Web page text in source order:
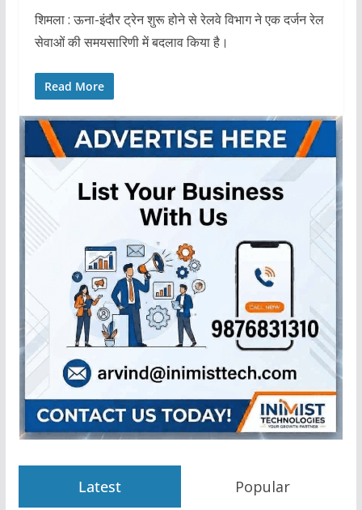
शिमला : ऊना-इंदौर ट्रेन शुरू होने से रेलवे विभाग ने एक दर्जन रेल
सेवाओं की समयसारिणी में बदलाव किया है।
Read More
Latest Popular